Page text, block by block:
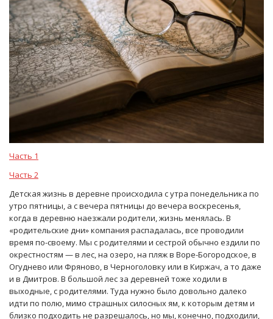
Часть 1
Часть 2
Детская жизнь в деревне происходила с утра понедельника по
утро пятницы, а с вечера пятницы до вечера воскресенья,
когда в деревню наезжали родители, жизнь менялась. В
«родительские дни» компания распадалась, все проводили
время по-своему. Мы с родителями и сестрой обычно ездили по
окрестностям — в лес, на озеро, на пляж в Воре-Богородское, в
Огуднево или Фряново, в Черноголовку или в Киржач, а то даже
и в Дмитров. В большой лес за деревней тоже ходили в
выходные, с родителями. Туда нужно было довольно далеко
идти по полю, мимо страшных силосных ям, к которым детям и
близко подходить не разрешалось, но мы, конечно, подходили,